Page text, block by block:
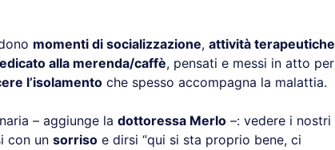
momenti di socializzazione, attività terapeutiche
alla merenda/caffè, pensati e messi in atto per
l’isolamento che spesso accompagna la malattia.
– aggiunge la dottoressa Merlo –: vedere i nostri
con un sorriso e dirsi “qui si sta proprio bene, ci